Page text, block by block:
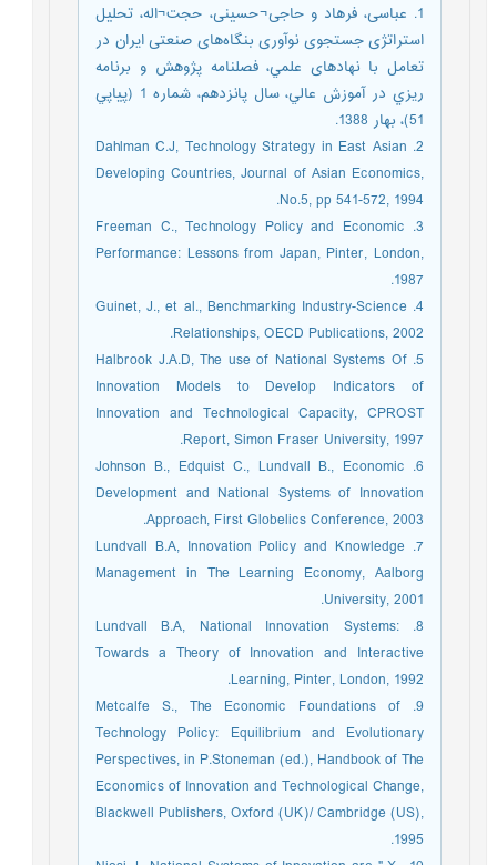
1. عباسی، فرهاد و حاجی¬حسینی، حجت¬اله، تحليل
استراتژى جستجوى نوآورى بنگاه‌هاى صنعتى ايران در
تعامل با نهادهاى علمي، فصلنامه پژوهش و برنامه
ريزي در آموزش عالي، سال پانزدهم، شماره 1 (پياپي
51)، بهار 1388.
2. Dahlman C.J, Technology Strategy in East Asian
Developing Countries, Journal of Asian Economics,
No.5, pp 541-572, 1994.
3. Freeman C., Technology Policy and Economic
Performance: Lessons from Japan, Pinter, London,
1987.
4. Guinet, J., et al., Benchmarking Industry-Science
Relationships, OECD Publications, 2002.
5. Halbrook J.A.D, The use of National Systems Of
Innovation Models to Develop Indicators of
Innovation and Technological Capacity, CPROST
Report, Simon Fraser University, 1997.
6. Johnson B., Edquist C., Lundvall B., Economic
Development and National Systems of Innovation
Approach, First Globelics Conference, 2003.
7. Lundvall B.A, Innovation Policy and Knowledge
Management in The Learning Economy, Aalborg
University, 2001.
8. Lundvall B.A, National Innovation Systems:
Towards a Theory of Innovation and Interactive
Learning, Pinter, London, 1992.
9. Metcalfe S., The Economic Foundations of
Technology Policy: Equilibrium and Evolutionary
Perspectives, in P.Stoneman (ed.), Handbook of The
Economics of Innovation and Technological Change,
Blackwell Publishers, Oxford (UK)/ Cambridge (US),
1995.